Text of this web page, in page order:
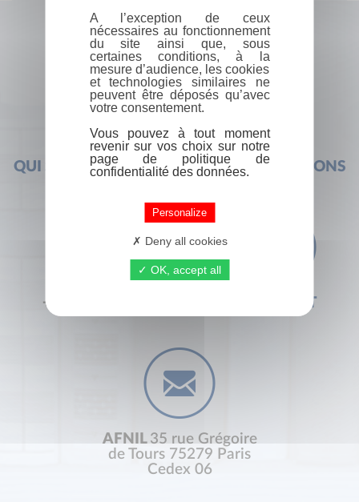
QUI SOMMES-NOUS ? FOIRE AUX QUESTIONS
+33 (0) 1 44 41 29 19 CONTACT
AFNIL 35 rue Grégoire
de Tours 75279 Paris
Cedex 06
A l’exception de ceux
nécessaires au fonctionnement
du site ainsi que, sous
certaines conditions, à la
mesure d’audience, les cookies
et technologies similaires ne
peuvent être déposés qu’avec
votre consentement.
Vous pouvez à tout moment
revenir sur vos choix sur notre
page de politique de
confidentialité des données.
Personalize
Deny all cookies
OK, accept all